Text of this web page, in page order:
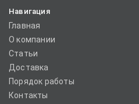
Навигация
Главная
О компании
Статьи
Доставка
Порядок работы
Контакты